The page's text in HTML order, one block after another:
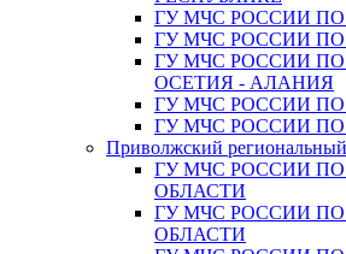
ГУ МЧС РОССИИ
ГУ МЧС РОССИИ
ГУ МЧС РОССИИ
ОСЕТИЯ - АЛАНИЯ
ГУ МЧС РОССИИ
ГУ МЧС РОССИИ
Приволжский
ГУ МЧС РОССИИ
ОБЛАСТИ
ГУ МЧС РОССИИ
ОБЛАСТИ